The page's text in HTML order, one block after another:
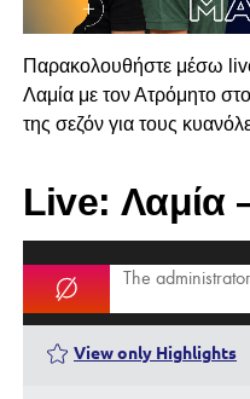
Παρακολουθήστε μέσω
Λαμία με τον Ατρόμητο στο
της σεζόν για τους
Live: Λαμία